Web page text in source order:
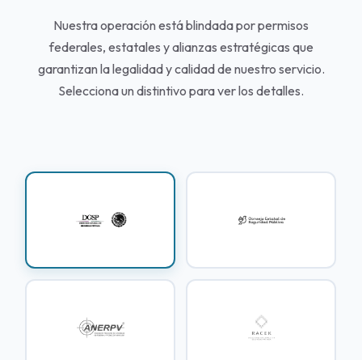
Nuestra operación está blindada por permisos
federales, estatales y alianzas estratégicas que
garantizan la legalidad y calidad de nuestro servicio.
Selecciona un distintivo para ver los detalles.